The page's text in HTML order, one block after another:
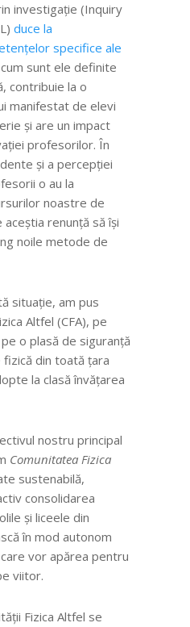
investigație (Inquiry
duce la
specifice ale
cum sunt ele definite
contribuie la o
manifestat de elevi
și are un impact
profesorilor. În
și a percepției
o au la
noastre de
renunță să își
noile metode de
situație, am pus
Altfel (CFA), pe
o plasă de siguranță
din toată țara
la clasă învățarea
nostru principal
Comunitatea Fizica
sustenabilă,
consolidarea
și liceele din
în mod autonom
vor apărea pentru
viitor.
Fizica Altfel se